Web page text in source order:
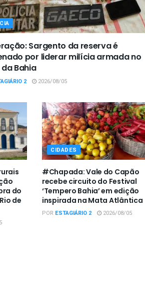
Sargento da reserva é
por liderar milícia armada no
Bahia
2 2026/08/05
do
de
CIDADES
#Chapada: Vale do Capão
recebe circuito do Festival
‘Tempero Bahia’ em edição
inspirada na Mata Atlântica
POR ESTAGIÁRIO 2 2026/08/05